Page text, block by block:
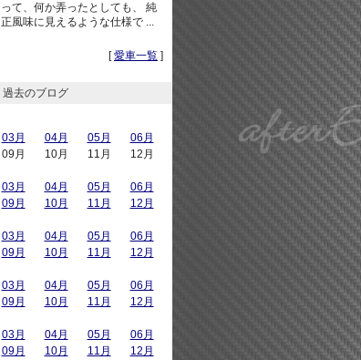
って、何か弄ったとしても、 純
正風味に見えるような仕様で ...
[愛車一覧 ]
過去のブログ
03月 04月 05月
06月
09月 10月 11月
12月
03月 04月 05月
06月
09月 10月 11月
12月
03月 04月 05月
06月
09月 10月 11月
12月
03月 04月 05月
06月
09月 10月 11月
12月
03月 04月 05月
06月
09月 10月 11月
12月